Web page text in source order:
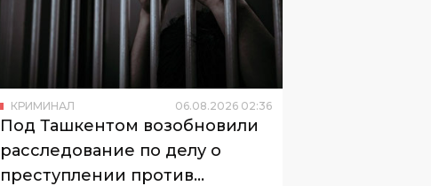
КРИМИНАЛ 06.08.2026 02:36
Под Ташкентом возобновили
расследование по делу о
преступлении против